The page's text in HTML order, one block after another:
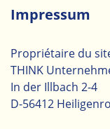
Impressum
Propriétaire du
THINK
In der Illbach 2-4
D-56412